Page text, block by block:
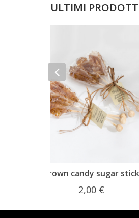
ULTIMI
White candy